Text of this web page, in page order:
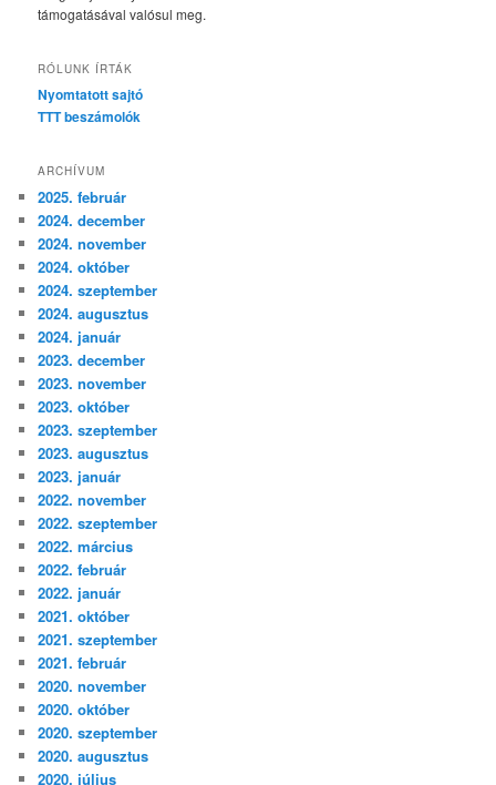
támogatásával valósul meg.
RÓLUNK ÍRTÁK
Nyomtatott sajtó
TTT beszámolók
ARCHÍVUM
2025. február
2024. december
2024. november
2024. október
2024. szeptember
2024. augusztus
2024. január
2023. december
2023. november
2023. október
2023. szeptember
2023. augusztus
2023. január
2022. november
2022. szeptember
2022. március
2022. február
2022. január
2021. október
2021. szeptember
2021. február
2020. november
2020. október
2020. szeptember
2020. augusztus
2020. július